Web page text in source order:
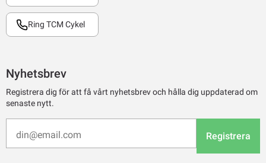
Ring TCM Cykel
Nyhetsbrev
Registrera dig för att få vårt nyhetsbrev och hålla dig uppdaterad om
senaste nytt.
Registrera